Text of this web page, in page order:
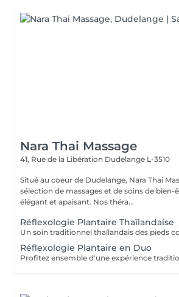
Nara Thai Massage
41, Rue de la Libération Dudelange L-3510
Situé au coeur de Dudelange, Nara Thai
sélection de massages et de soins de bien-
élégant et apaisant. Nos théra...
Réflexologie Plantaire Thaïlandaise
Réflexologie Plantaire en Duo